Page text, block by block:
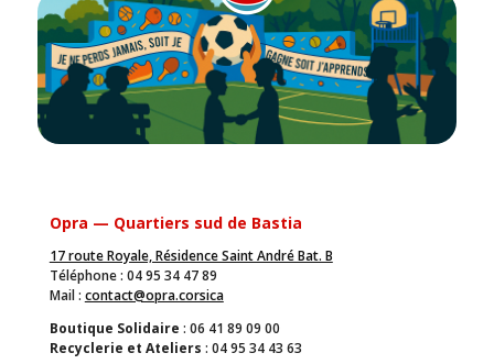
Opra — Quartiers sud de Bastia
17 route Royale, Résidence Saint André Bat. B
Téléphone : 04 95 34 47 89
Mail : contact@opra.corsica
Boutique Solidaire : 06 41 89 09 00
Recyclerie et Ateliers : 04 95 34 43 63